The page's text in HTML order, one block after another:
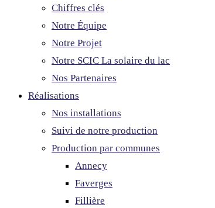
Chiffres clés
Notre Équipe
Notre Projet
Notre SCIC La solaire du lac
Nos Partenaires
Réalisations
Nos installations
Suivi de notre production
Production par communes
Annecy
Faverges
Fillière